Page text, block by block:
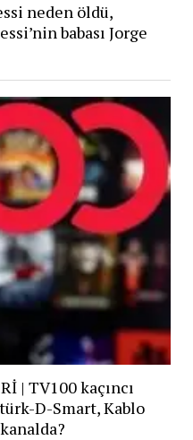
neden öldü,
babası Jorge
| TV100 kaçıncı
D-Smart, Kablo